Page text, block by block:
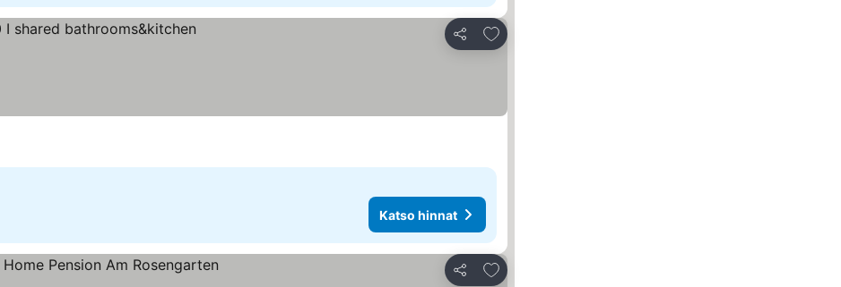
Jaa
Lisää suosikkeihin
Katso hinnat
Jaa
Lisää suosikkeihin